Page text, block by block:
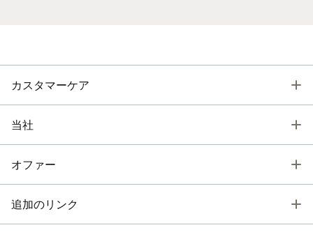
カスタマーケア
当社
オファー
追加のリンク